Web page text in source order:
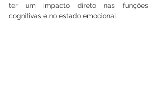
ter um impacto direto nas funções
cognitivas e no estado emocional.